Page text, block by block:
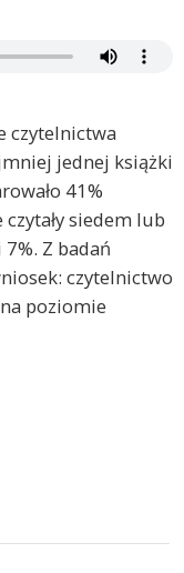
czytelnictwa
jednej książki
41%
siedem lub
Z badań
czytelnictwo
poziomie